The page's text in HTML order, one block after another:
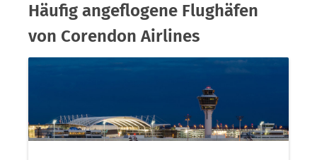
Häufig angeflogene Flughäfen
von Corendon Airlines